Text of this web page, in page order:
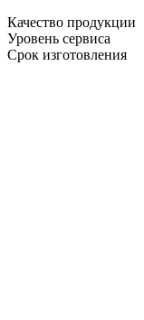
Качество продукции
Уровень сервиса
Срок изготовления